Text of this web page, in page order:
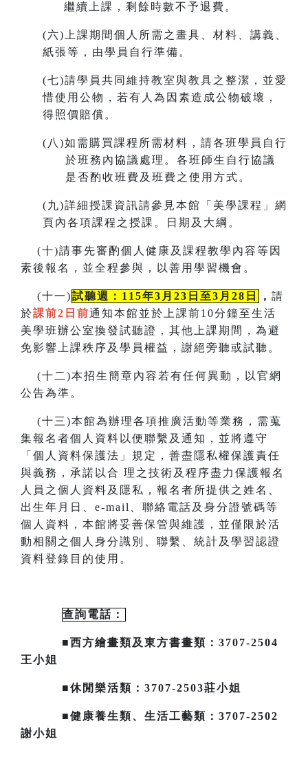
繼續上課，剩餘時數不予退費。
(六)上課期間個人所需之畫具、材料、講義、
紙張等，由學員自行準備。
(七)請學員共同維持教室與教具之整潔，並愛
惜使用公物，若有人為因素造成公物破壞，
得照價賠償。
( 八)如需購買課程所需材料，請各班學員自行
於班務內協議處理。各班師生自行協議
是否酌收班費及班費之使用方式。
(九)詳細授課資訊請參見本館「美學課程」網
頁內各項課程之授課。
日期及大綱。
(十)請事先審酌個人健康及課程教學內容等因
素後報名，並全程參與，以善用學習機會。
(十一)試聽週：115年3月23日至3月28日 ， 請
於課前2日前通知本館並於上課前10分鐘至生活
美學班辦公室換發試聽證， 其他上課期間，為避
免影響上課秩序及學員權益，謝絕旁聽或試聽。
(十二)本招生簡章內容若有任何異動 ，
以官網
公告為準。
(十三)本館為辦理各項推廣活動等業務，需蒐
集報名者個人資料以便聯繫及通知，並將遵守
「個人資料保護法」規定，善盡隱私權保護責任
與義務，承諾以合 理之技術及程序盡力保護報名
人員之個人資料及隱私，報名者所提供之姓名、
出生年月日、 e-mail
、聯絡電話及身分證號碼等
個人資料，本館將妥善保管與維護，並僅限於活
動相關之個人身分識別、聯繫、統計及 學習認證
資料登錄目的使用。
查詢電話：
■西方繪畫類及東方書畫類：3707-2504
王小姐
■休閒樂活類：3707-2503莊小姐
■健康養生類、生活工藝類：3707-2502
謝小姐